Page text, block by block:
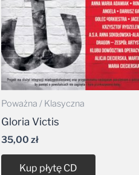
Poważna / Klasyczna
Gloria Victis
35,00 zł
Kup płytę CD